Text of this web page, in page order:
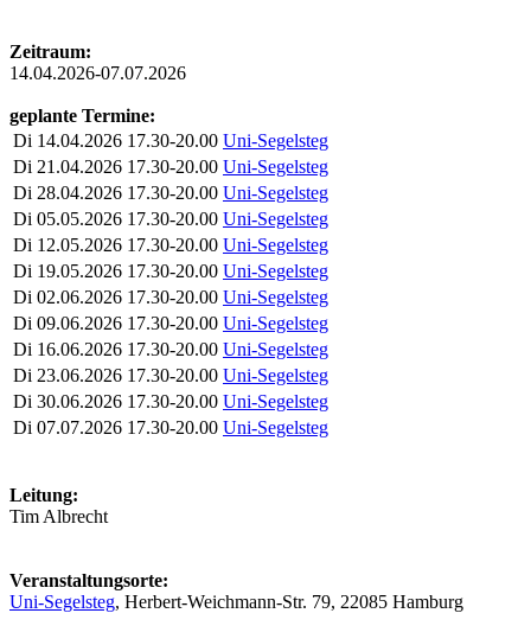
Zeitraum:
14.04.2026-07.07.2026
geplante Termine:
Di 14.04.2026 17.30-20.00 Uni-Segelsteg
Di 21.04.2026 17.30-20.00 Uni-Segelsteg
Di 28.04.2026 17.30-20.00 Uni-Segelsteg
Di 05.05.2026 17.30-20.00 Uni-Segelsteg
Di 12.05.2026 17.30-20.00 Uni-Segelsteg
Di 19.05.2026 17.30-20.00 Uni-Segelsteg
Di 02.06.2026 17.30-20.00 Uni-Segelsteg
Di 09.06.2026 17.30-20.00 Uni-Segelsteg
Di 16.06.2026 17.30-20.00 Uni-Segelsteg
Di 23.06.2026 17.30-20.00 Uni-Segelsteg
Di 30.06.2026 17.30-20.00 Uni-Segelsteg
Di 07.07.2026 17.30-20.00 Uni-Segelsteg
Leitung:
Tim Albrecht
Veranstaltungsorte:
Uni-Segelsteg, Herbert-Weichmann-Str. 79, 22085 Hamburg